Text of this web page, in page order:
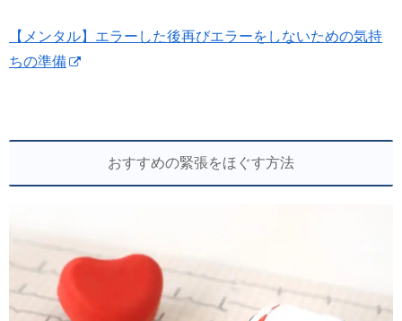
【メンタル】エラーした後再びエラーをしないための気持
ちの準備
おすすめの緊張をほぐす方法